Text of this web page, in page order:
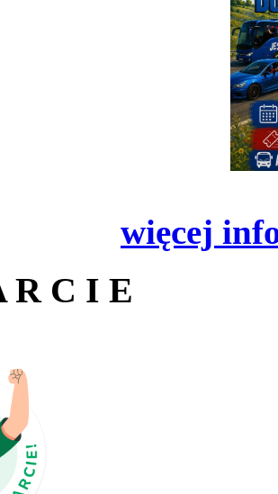
więcej
R C I E